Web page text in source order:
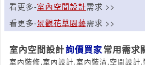
看更多-室內空間設計需求 >>
看更多-景觀花草園藝需求 >>
室內空間設計詢價買家常用需求
室內裝修,室內設計,室內裝潢,空間設計